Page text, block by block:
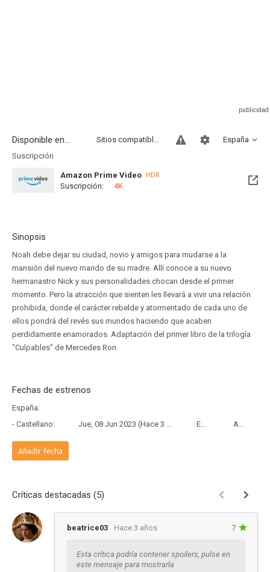
Disponible en... España
Sitios compatibles
Suscripción
Amazon Prime Video HDR
Suscripción: 4K
Sinopsis
Noah debe dejar su ciudad, novio y amigos para mudarse a la
mansión del nuevo marido de su madre. Allí conoce a su nuevo
hermanastro Nick y sus personalidades chocan desde el primer
momento. Pero la atracción que sienten les llevará a vivir una relación
prohibida, donde el carácter rebelde y atormentado de cada uno de
ellos pondrá del revés sus mundos haciendo que acaben
perdidamente enamorados. Adaptación del primer libro de la trilogía
"Culpables" de Mercedes Ron.
Fechas de estrenos
España:
- Castellano:
Jue, 08 Jun 2023 (Hace 3 años y 1 mes) Estreno Amazon Prime
Añadir fecha
Críticas destacadas (5)
beatrice03 Hace 3 años 7
Esta crítica podría contener spoilers, pulse en
este mensaje para mostrarla